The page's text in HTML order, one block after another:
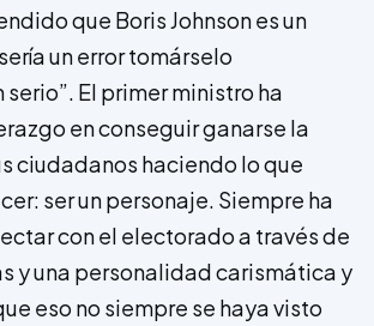
que Boris Johnson es un
un error tomárselo
El primer ministro ha
en conseguir ganarse la
ciudadanos haciendo lo que
ser un personaje. Siempre ha
con el electorado a través de
y una personalidad carismática y
eso no siempre se haya visto